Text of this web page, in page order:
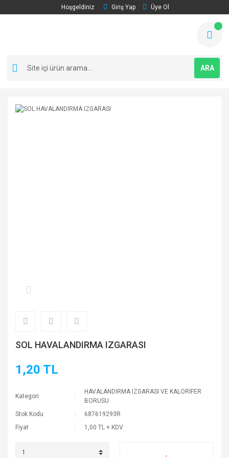
Hoşgeldiniz Giriş Yap Üye Ol
ARA
SOL HAVALANDIRMA IZGARASI
1,20 TL
Kategori
HAVALANDIRMA IZGARASI VE KALORİFER
BORUSU
Stok Kodu
687619293R
Fiyat
1,00 TL + KDV